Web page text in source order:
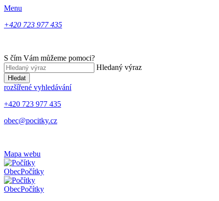
Menu
+420 723 977 435
S čím Vám můžeme pomoci?
Hledaný výraz
Hledat
rozšířené vyhledávání
+420 723 977 435
obec@pocitky.cz
Mapa webu
ObecPočítky
ObecPočítky